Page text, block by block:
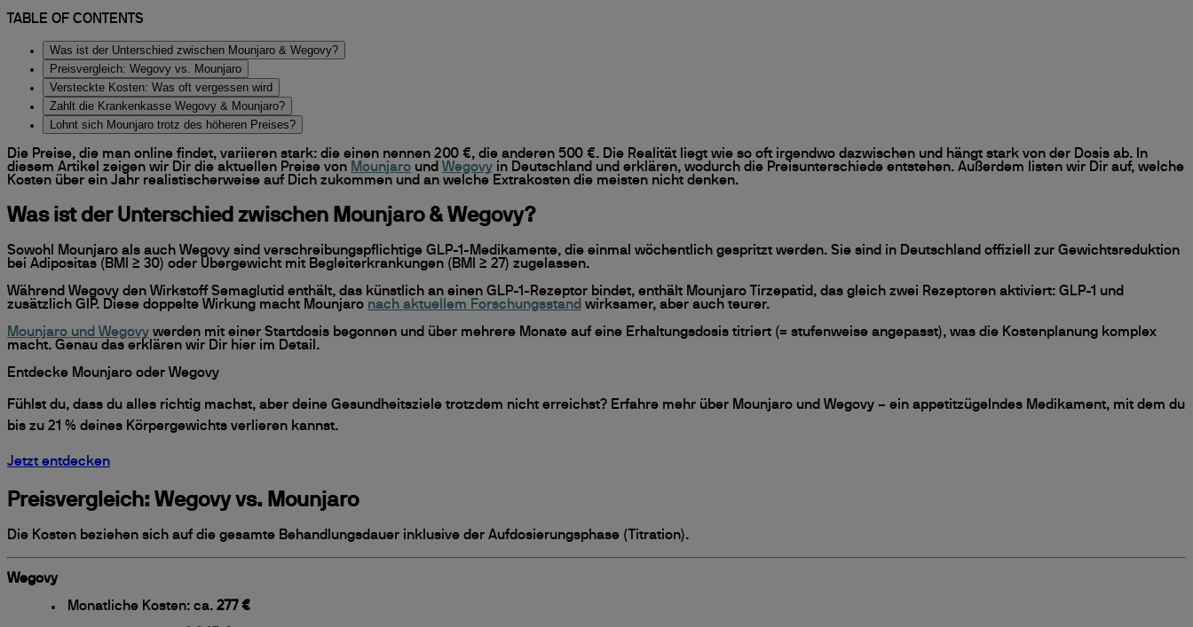
TABLE OF CONTENTS
Was ist der Unterschied zwischen Mounjaro & Wegovy?
Preisvergleich: Wegovy vs. Mounjaro
Versteckte Kosten: Was oft vergessen wird
Zahlt die Krankenkasse Wegovy & Mounjaro?
Lohnt sich Mounjaro trotz des höheren Preises?
Die Preise, die man online findet, variieren stark: die einen nennen 200 €, die anderen 500 €. Die Realität liegt wie so oft irgendwo dazwischen und hängt stark von der Dosis ab. In
diesem Artikel zeigen wir Dir die aktuellen Preise von Mounjaro und Wegovy in Deutschland und erklären, wodurch die Preisunterschiede entstehen. Außerdem listen wir Dir auf, welche
Kosten über ein Jahr realistischerweise auf Dich zukommen und an welche Extrakosten die meisten nicht denken.
Was ist der Unterschied zwischen Mounjaro & Wegovy?
Sowohl Mounjaro als auch Wegovy sind verschreibungspflichtige GLP-1-Medikamente, die einmal wöchentlich gespritzt werden. Sie sind in Deutschland offiziell zur Gewichtsreduktion
bei Adipositas (BMI ≥ 30) oder Übergewicht mit Begleiterkrankungen (BMI ≥ 27) zugelassen.
Während Wegovy den Wirkstoff Semaglutid enthält, das künstlich an einen GLP-1-Rezeptor bindet, enthält Mounjaro Tirzepatid, das gleich zwei Rezeptoren aktiviert: GLP-1 und
zusätzlich GIP. Diese doppelte Wirkung macht Mounjaro nach aktuellem Forschungsstand wirksamer, aber auch teurer.
Mounjaro und Wegovy werden mit einer Startdosis begonnen und über mehrere Monate auf eine Erhaltungsdosis titriert (= stufenweise angepasst), was die Kostenplanung komplex
macht. Genau das erklären wir Dir hier im Detail.
Entdecke Mounjaro oder Wegovy
Fühlst du, dass du alles richtig machst, aber deine Gesundheitsziele trotzdem nicht erreichst? Erfahre mehr über Mounjaro und Wegovy – ein appetitzügelndes Medikament, mit dem du
bis zu 21 % deines Körpergewichts verlieren kannst.
Jetzt entdecken
Preisvergleich: Wegovy vs. Mounjaro
Die Kosten beziehen sich auf die gesamte Behandlungsdauer inklusive der Aufdosierungsphase (Titration).
Wegovy
Monatliche Kosten: ca. 277 €